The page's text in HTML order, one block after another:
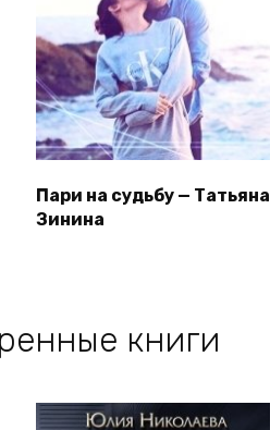
Пари на судьбу — Татьяна
Зинина
книги